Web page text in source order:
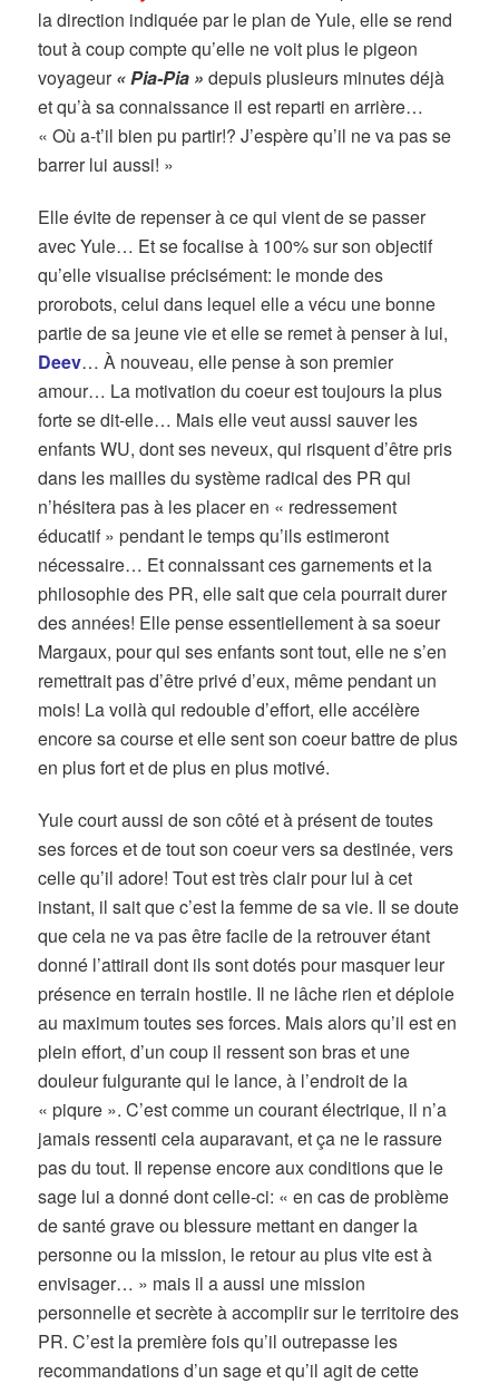
la direction indiquée par le plan de Yule, elle se rend
tout à coup compte qu’elle ne voit plus le pigeon
voyageur« Pia-Pia » depuis plusieurs minutes déjà
et qu’à sa connaissance il est reparti en arrière…
« Où a-t’il bien pu partir!? J’espère qu’il ne va pas se
barrer lui aussi! »
Elle évite de repenser à ce qui vient de se passer
avec Yule… Et se focalise à 100% sur son objectif
qu’elle visualise précisément: le monde des
prorobots, celui dans lequel elle a vécu une bonne
partie de sa jeune vie et elle se remet à penser à lui,
Deev… À nouveau, elle pense à son premier
amour… La motivation du coeur est toujours la plus
forte se dit-elle… Mais elle veut aussi sauver les
enfants WU, dont ses neveux, qui risquent d’être pris
dans les mailles du système radical des PR qui
n’hésitera pas à les placer en « redressement
éducatif » pendant le temps qu’ils estimeront
nécessaire… Et connaissant ces garnements et la
philosophie des PR, elle sait que cela pourrait durer
des années! Elle pense essentiellement à sa soeur
Margaux, pour qui ses enfants sont tout, elle ne s’en
remettrait pas d’être privé d’eux, même pendant un
mois! La voilà qui redouble d’effort, elle accélère
encore sa course et elle sent son coeur battre de plus
en plus fort et de plus en plus motivé.
Yule court aussi de son côté et à présent de toutes
ses forces et de tout son coeur vers sa destinée, vers
celle qu’il adore! Tout est très clair pour lui à cet
instant, il sait que c’est la femme de sa vie. Il se doute
que cela ne va pas être facile de la retrouver étant
donné l’attirail dont ils sont dotés pour masquer leur
présence en terrain hostile. Il ne lâche rien et déploie
au maximum toutes ses forces. Mais alors qu’il est en
plein effort, d’un coup il ressent son bras et une
douleur fulgurante qui le lance, à l’endroit de la
« piqure ». C’est comme un courant électrique, il n’a
jamais ressenti cela auparavant, et ça ne le rassure
pas du tout. Il repense encore aux conditions que le
sage lui a donné dont celle-ci: « en cas de problème
de santé grave ou blessure mettant en danger la
personne ou la mission, le retour au plus vite est à
envisager… » mais il a aussi une mission
personnelle et secrète à accomplir sur le territoire des
PR.C’est la première fois qu’il outrepasse les
recommandations d’un sage et qu’il agit de cette